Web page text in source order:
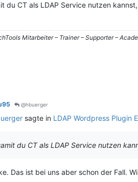
du CT als LDAP Service nutzen
Mitarbeiter – Trainer – Supporter –
@hbuerger
sagte in LDAP Wordpress Plugin
du CT als LDAP Service nutzen
Das ist bei uns aber schon der Fall.